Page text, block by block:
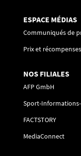
ESPACE MÉDIAS
Communiqués de
Prix et récompenses
NOS FILIALES
AFP GmbH
Sport-Informations-
FACTSTORY
MediaConnect